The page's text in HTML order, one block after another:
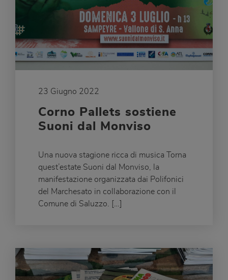
23 Giugno 2022
Corno Pallets sostiene
Suoni dal Monviso
Una nuova stagione ricca di musica Torna
quest’estate Suoni dal Monviso, la
manifestazione organizzata dai Polifonici
del Marchesato in collaborazione con il
Comune di Saluzzo. […]